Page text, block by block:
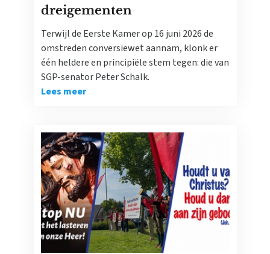
dreigementen
Terwijl de Eerste Kamer op 16 juni 2026 de
omstreden conversiewet aannam, klonk er
één heldere en principiële stem tegen: die van
SGP-senator Peter Schalk.
Lees meer